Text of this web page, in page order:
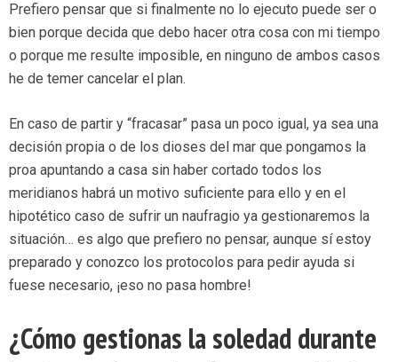
Prefiero pensar que si finalmente no lo ejecuto puede ser o
bien porque decida que debo hacer otra cosa con mi tiempo
o porque me resulte imposible, en ninguno de ambos casos
he de temer cancelar el plan.
En caso de partir y “fracasar” pasa un poco igual, ya sea una
decisión propia o de los dioses del mar que pongamos la
proa apuntando a casa sin haber cortado todos los
meridianos habrá un motivo suficiente para ello y en el
hipotético caso de sufrir un naufragio ya gestionaremos la
situación… es algo que prefiero no pensar, aunque sí estoy
preparado y conozco los protocolos para pedir ayuda si
fuese necesario, ¡eso no pasa hombre!
¿Cómo gestionas la soledad durante